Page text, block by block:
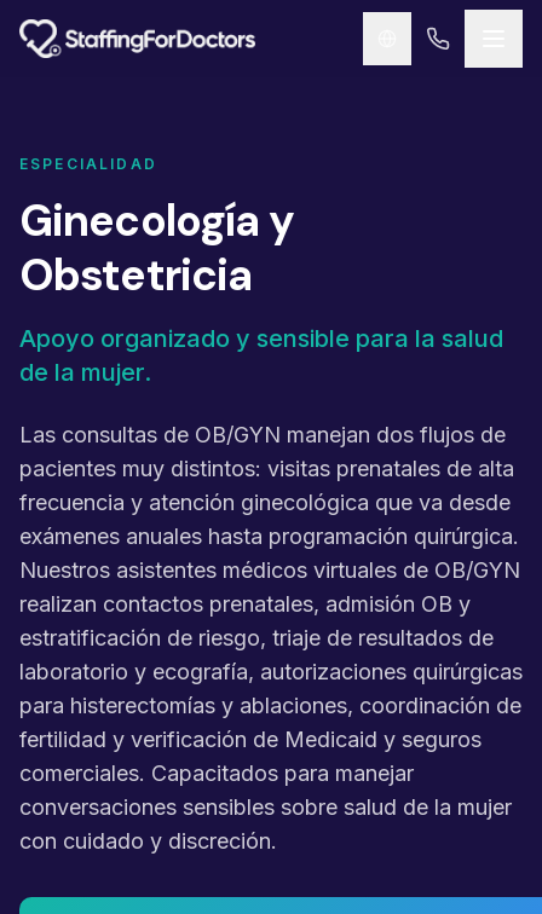
Skip to main content
ESPECIALIDAD
Ginecología y
Obstetricia
Apoyo organizado y sensible para la salud
de la mujer.
Las consultas de OB/GYN manejan dos flujos de
pacientes muy distintos: visitas prenatales de alta
frecuencia y atención ginecológica que va desde
exámenes anuales hasta programación quirúrgica.
Nuestros asistentes médicos virtuales de OB/GYN
realizan contactos prenatales, admisión OB y
estratificación de riesgo, triaje de resultados de
laboratorio y ecografía, autorizaciones quirúrgicas
para histerectomías y ablaciones, coordinación de
fertilidad y verificación de Medicaid y seguros
comerciales. Capacitados para manejar
conversaciones sensibles sobre salud de la mujer
con cuidado y discreción.